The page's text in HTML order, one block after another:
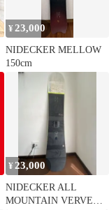
¥ 23,000
NIDECKER MELLOW
150cm
¥ 23,000
NIDECKER ALL
MOUNTAIN VERVE